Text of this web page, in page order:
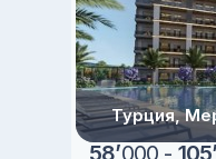
Турция,
58’000 - 105’